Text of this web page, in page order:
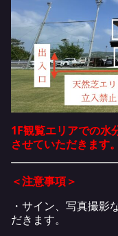
1F観覧エリアでの水
させていただきます。
＜注意事項＞
・サイン、写真撮影
だきます。